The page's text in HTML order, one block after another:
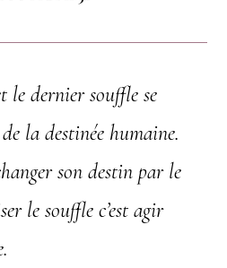
le dernier souffle se
la destinée humaine.
son destin par le
le souffle c’est agir